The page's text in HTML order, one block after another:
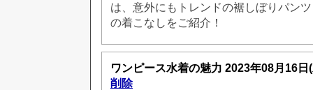
は、意外にもトレンドの裾しぼりパン
の着こなしをご紹介！
ワンピース水着の魅力 2023年08月16
削除